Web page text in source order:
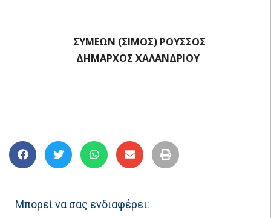
ΣΥΜΕΩΝ (ΣΙΜΟΣ) ΡΟΥΣΣΟΣ
ΔΗΜΑΡΧΟΣ ΧΑΛΑΝΔΡΙΟΥ
Μπορεί να σας ενδιαφέρει: